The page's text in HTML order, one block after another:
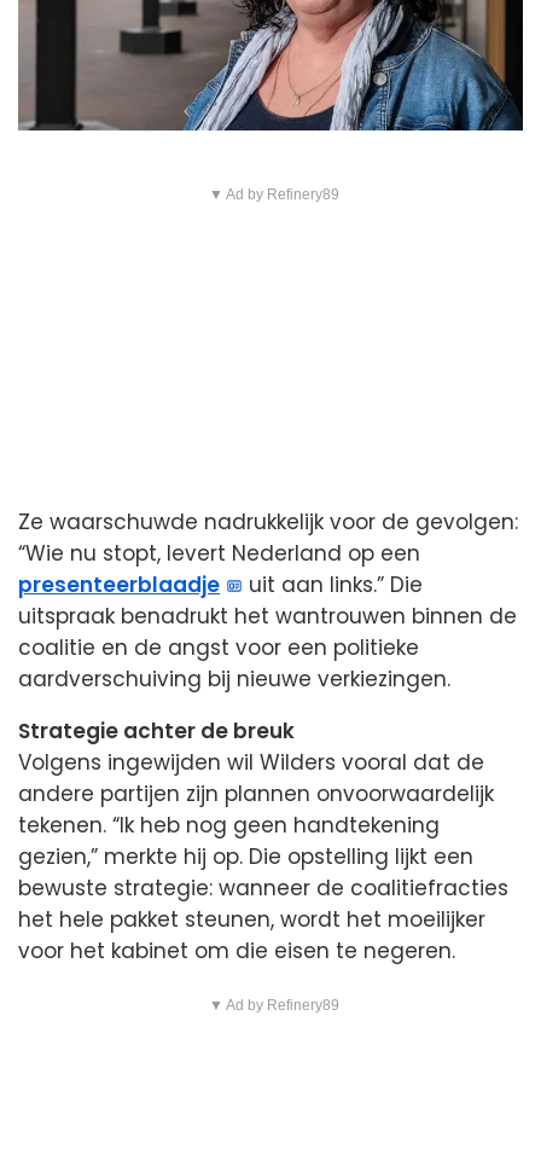
▼ Ad by Refinery89
Ze waarschuwde nadrukkelijk voor de gevolgen:
“Wie nu stopt, levert Nederland op een
presenteerblaadje
uit aan links.” Die
uitspraak benadrukt het wantrouwen binnen de
coalitie en de angst voor een politieke
aardverschuiving bij nieuwe verkiezingen.
Strategie achter de breuk
Volgens ingewijden wil Wilders vooral dat de
andere partijen zijn plannen onvoorwaardelijk
tekenen. “Ik heb nog geen handtekening
gezien,” merkte hij op. Die opstelling lijkt een
bewuste strategie: wanneer de coalitiefracties
het hele pakket steunen, wordt het moeilijker
voor het kabinet om die eisen te negeren.
▼ Ad by Refinery89